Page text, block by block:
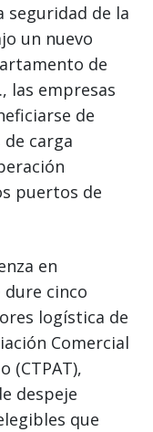
seguridad de la
un nuevo
de
las empresas
de
carga
puertos de
en
cinco
logística de
Comercial
(CTPAT),
despeje
que